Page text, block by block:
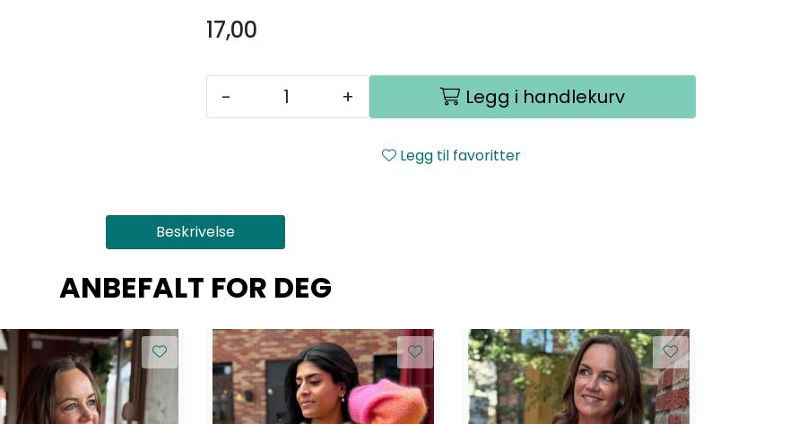
17,00
- + Legg i handlekurv
Legg til favoritter
Beskrivelse
ANBEFALT FOR DEG